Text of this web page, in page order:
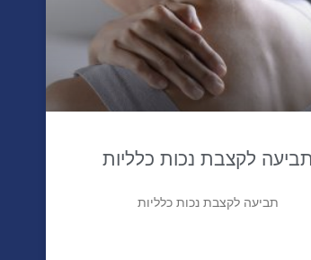
תביעה לקצבת נכות כלליות
תביעה לקצבת נכות כלליות